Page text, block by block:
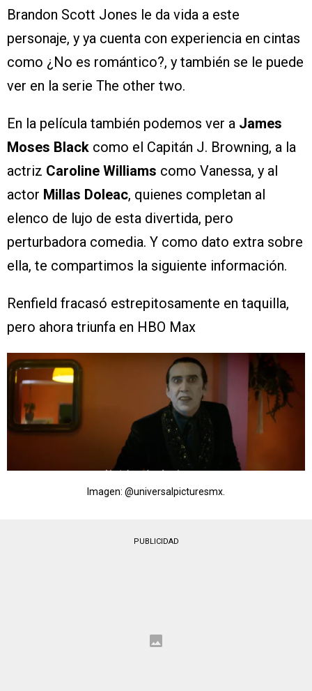
Brandon Scott Jones le da vida a este
personaje, y ya cuenta con experiencia en cintas
como ¿No es romántico?, y también se le puede
ver en la serie The other two.
En la película también podemos ver a James
Moses Black como el Capitán J. Browning, a la
actriz Caroline Williams como Vanessa, y al
actor Millas Doleac, quienes completan al
elenco de lujo de esta divertida, pero
perturbadora comedia. Y como dato extra sobre
ella, te compartimos la siguiente información.
Renfield fracasó estrepitosamente en taquilla,
pero ahora triunfa en HBO Max
Imagen: @universalpicturesmx.
PUBLICIDAD